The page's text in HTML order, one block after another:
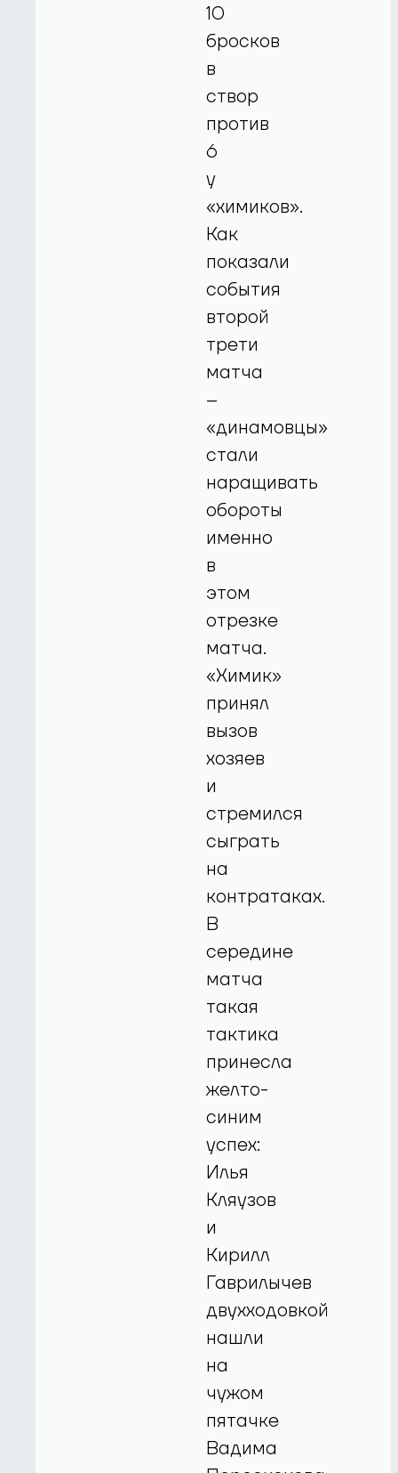
10
бросков
в
створ
против
6
у
«химиков».
Как
показали
события
второй
трети
матча
–
«динамовцы»
стали
наращивать
обороты
именно
в
этом
отрезке
матча.
«Химик»
принял
вызов
хозяев
и
стремился
сыграть
на
контратаках.
В
середине
матча
такая
тактика
принесла
желто-
синим
успех:
Илья
Кляузов
и
Кирилл
Гаврилычев
двухходовкой
нашли
на
чужом
пятачке
Вадима